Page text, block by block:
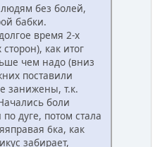
без болей,
бабки.
время 2-х
как итог
чем надо (вниз
поставили
занижены, т.к.
боли
дуге, потом стала
6ка, как
забирает,